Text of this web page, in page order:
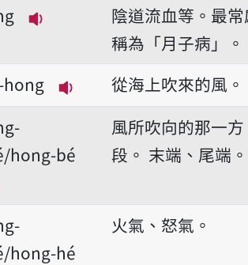
播放音讀gue̍h-lāi-hong/
陰道流血等。最
稱為「月子病」。
hong
播放音讀hái-hong
從海上吹來的風。
hong-bé
放音讀hong-bué/hong-bé
風所吹向的那一
段。 末端、尾端。
hong-hé
火氣、怒氣。